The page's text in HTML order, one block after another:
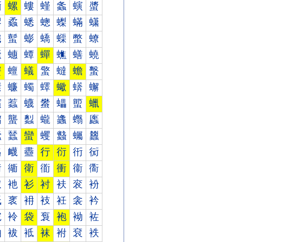
螺 螻 螼 螽 螾 螿
蟊 蟋 蟌 蟍 蟎 蟏
蟚 蟛 蟜 蟝 蟞 蟟
蟪 蟫 蟬 蟭 蟮 蟯
蟺 蟻 蟼 蟽 蟾 蟿
蠊 蠋 蠌 蠍 蠎 蠏
蠚 蠛 蠜 蠝 蠞 蠟
蠪 蠫 蠬 蠭 蠮 蠯
蠺 蠻 蠼 蠽 蠾 蠿
衊 衋 行 衍 衎 衏
衚 衛 衜 衝 衞 衟
衪 衫 衬 衭 衮 衯
衺 衻 衼 衽 衾 衿
袊 袋 袌 袍 袎 袏
袚 袛 袜 袝 袞 袟